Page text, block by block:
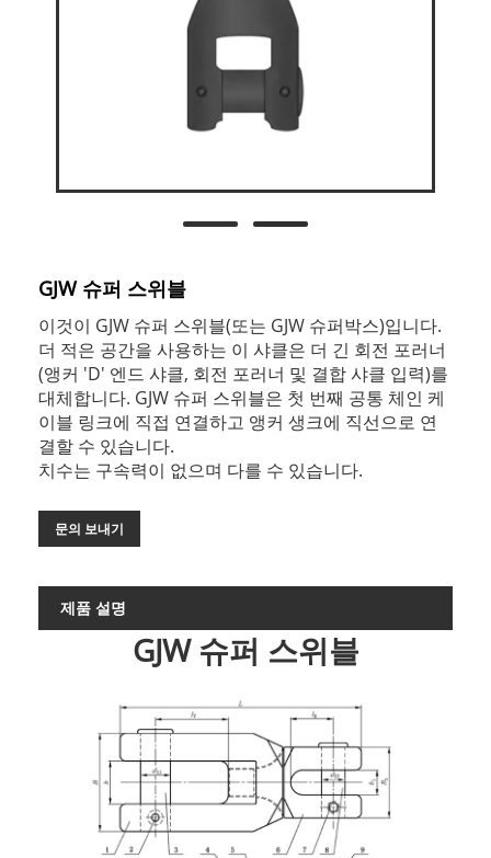
GJW 슈퍼 스위블
이것이 GJW 슈퍼 스위블(또는 GJW 슈퍼박스)입니다.
더 적은 공간을 사용하는 이 샤클은 더 긴 회전 포러너
(앵커 'D' 엔드 샤클, 회전 포러너 및 결합 샤클 입력)를
대체합니다. GJW 슈퍼 스위블은 첫 번째 공통 체인 케
이블 링크에 직접 연결하고 앵커 생크에 직선으로 연
결할 수 있습니다.
치수는 구속력이 없으며 다를 수 있습니다.
문의 보내기
제품 설명
GJW 슈퍼 스위블